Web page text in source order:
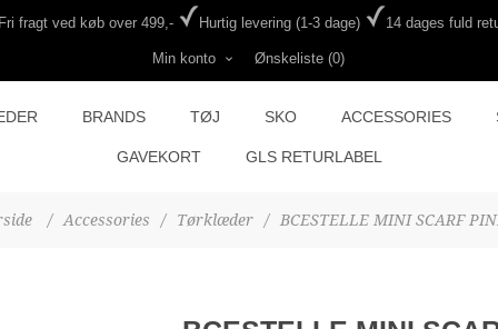
Fri fragt ved køb over 499,- Hurtig levering (1-3 dage) 14 dages fuld
Min konto Ønskeliste (0)
BRANDS TØJ SKO ACCESSORIES
GAVEKORT GLS RETURLABEL
/ Accessories / Tørklæder / BCESTELLE MINI SCARF